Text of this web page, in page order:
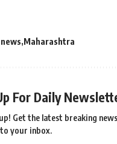
Maharashtra
For Daily
Get the latest breaking
your inbox.